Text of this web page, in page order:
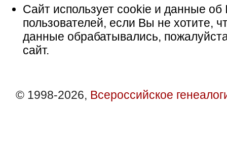
Сайт использует cookie и данные об
пользователей, если Вы не хотите,
данные обрабатывались,
сайт.
© 1998-2026, Всероссийское